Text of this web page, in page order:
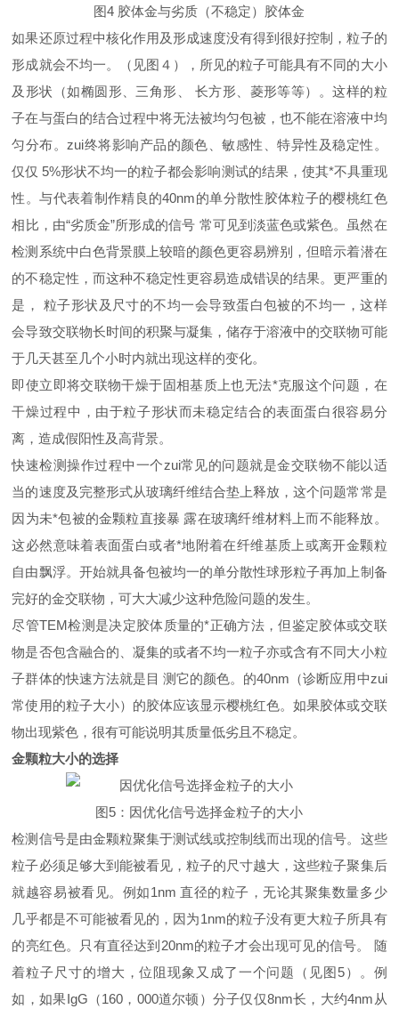
图4 胶体金与劣质（不稳定）胶体金
如果还原过程中核化作用及形成速度没有得到很好控制，粒子的
形成就会不均一。（见图４），所见的粒子可能具有不同的大小
及形状（如椭圆形、三角形、 长方形、菱形等等）。这样的粒
子在与蛋白的结合过程中将无法被均匀包被，也不能在溶液中均
匀分布。zui终将影响产品的颜色、敏感性、特异性及稳定性。
仅仅 5%形状不均一的粒子都会影响测试的结果，使其*不具重现
性。与代表着制作精良的40nm的单分散性胶体粒子的樱桃红色
相比，由“劣质金”所形成的信号 常可见到淡蓝色或紫色。虽然在
检测系统中白色背景膜上较暗的颜色更容易辨别，但暗示着潜在
的不稳定性，而这种不稳定性更容易造成错误的结果。更严重的
是， 粒子形状及尺寸的不均一会导致蛋白包被的不均一，这样
会导致交联物长时间的积聚与凝集，储存于溶液中的交联物可能
于几天甚至几个小时内就出现这样的变化。
即使立即将交联物干燥于固相基质上也无法*克服这个问题，在
干燥过程中，由于粒子形状而未稳定结合的表面蛋白很容易分
离，造成假阳性及高背景。
快速检测操作过程中一个zui常见的问题就是金交联物不能以适
当的速度及完整形式从玻璃纤维结合垫上释放，这个问题常常是
因为未*包被的金颗粒直接暴 露在玻璃纤维材料上而不能释放。
这必然意味着表面蛋白或者*地附着在纤维基质上或离开金颗粒
自由飘浮。开始就具备包被均一的单分散性球形粒子再加上制备
完好的金交联物，可大大减少这种危险问题的发生。
尽管TEM检测是决定胶体质量的*正确方法，但鉴定胶体或交联
物是否包含融合的、凝集的或者不均一粒子亦或含有不同大小粒
子群体的快速方法就是目 测它的颜色。的40nm（诊断应用中zui
常使用的粒子大小）的胶体应该显示樱桃红色。如果胶体或交联
物出现紫色，很有可能说明其质量低劣且不稳定。
金颗粒大小的选择
图5：因优化信号选择金粒子的大小
检测信号是由金颗粒聚集于测试线或控制线而出现的信号。这些
粒子必须足够大到能被看见，粒子的尺寸越大，这些粒子聚集后
就越容易被看见。例如1nm 直径的粒子，无论其聚集数量多少
几乎都是不可能被看见的，因为1nm的粒子没有更大粒子所具有
的亮红色。只有直径达到20nm的粒子才会出现可见的信号。 随
着粒子尺寸的增大，位阻现象又成了一个问题（见图5）。例
如，如果IgG（160，000道尔顿）分子仅仅8nm长，大约4nm从